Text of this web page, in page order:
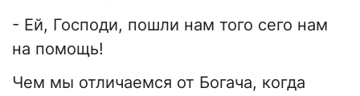
- Ей, Господи, пошли нам того сего нам
на помощь!
Чем мы отличаемся от Богача, когда